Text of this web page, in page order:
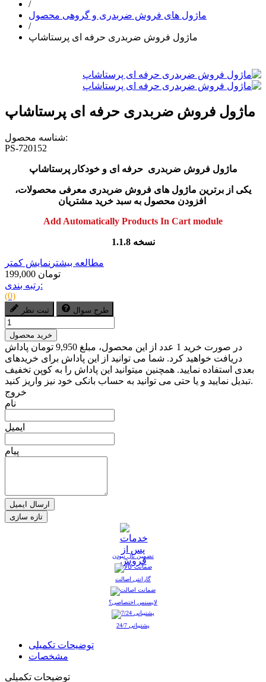
/
ماژول های فروش ضربدری و گروهی محصول
/
ماژول فروش ضربدری حرفه ای پرستاشاپ
ماژول فروش ضربدری حرفه ای پرستاشاپ
شناسه محصول:
PS-720152
ماژول فروش ضربدری حرفه ای و خودکار پرستاشاپ
یکی از برترین ماژول های فروش ضربدری معرفی محصولات،
Add Automatically Products In Cart module
نسخه 1.1.8
مطالعه بیشتر نمایش کمتر
199,000 تومان
رتبه بندی:
(0)
ثبت نظر طرح سوال
خرید محصول
در صورت خرید 1 عدد از این محصول، مبلغ 9,950 تومان پاداش
دریافت خواهید کرد. شما می توانید از این پاداش برای خریدهای
بعدی استفاده نمایید. همچنین میتوانید این پاداش را به کوپن تخفیف
تبدیل نمایید و یا حتی می توانید به حساب بانکی خود نیز واریز کنید.
خروج
نام
ایمیل
پیام
ارسال ایمیل
تضمین نال نبودن
گارانتی اصالت
لایسنس اختصاصی؟
پشتیبانی 24/7
توضیحات تکمیلی
مشخصات
توضیحات تکمیلی